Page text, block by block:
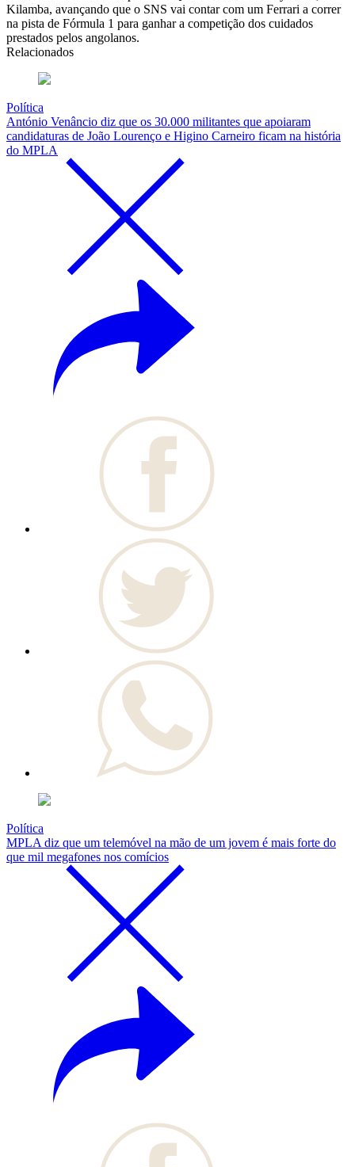
Kilamba, avançando que o SNS vai contar com um Ferrari a correr
na pista de Fórmula 1 para ganhar a competição dos cuidados
prestados pelos angolanos.
Relacionados
Política
António Venâncio diz que os 30.000 militantes que apoiaram
candidaturas de João Lourenço e Higino Carneiro ficam na história
do MPLA
Política
MPLA diz que um telemóvel na mão de um jovem é mais forte do
que mil megafones nos comícios